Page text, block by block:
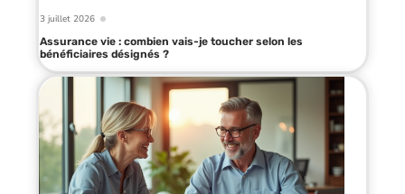
3 juillet 2026
Assurance vie : combien vais-je toucher selon les
bénéficiaires désignés ?